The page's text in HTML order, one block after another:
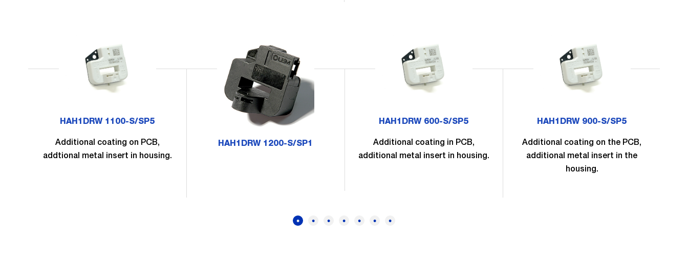
HAH1DRW 1100-S/SP5
Additional coating on PCB,
addtional metal insert in housing.
HAH1DRW 1200-S/SP1
HAH1DRW 600-S/SP5
Additional coating in PCB,
additional metal insert in housing.
HAH1DRW 900-S/SP5
Additional coating on the PCB,
additional metal insert in the
housing.